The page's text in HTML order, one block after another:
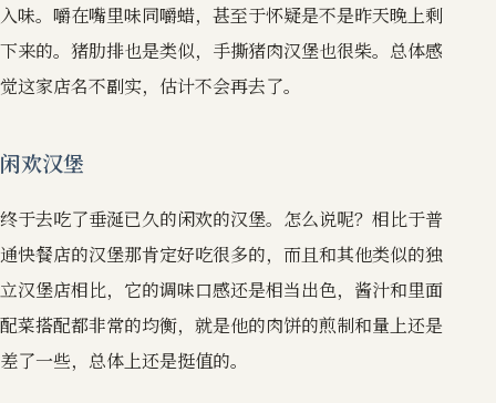
入味。嚼在嘴里味同嚼蜡，甚至于怀疑是不是昨天晚上剩
下来的。猪肋排也是类似，手撕猪肉汉堡也很柴。总体感
觉这家店名不副实，估计不会再去了。
闲欢汉堡
终于去吃了垂涎已久的闲欢的汉堡。怎么说呢？相比于普
通快餐店的汉堡那肯定好吃很多的，而且和其他类似的独
立汉堡店相比，它的调味口感还是相当出色，酱汁和里面
配菜搭配都非常的均衡，就是他的肉饼的煎制和量上还是
差了一些，总体上还是挺值的。